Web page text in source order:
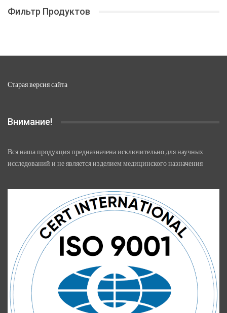
выбрать
Фильтр Продуктов
Старая версия сайта
Внимание!
Вся наша продукция предназначена исключительно для научных
исследований и не является изделием медицинского назначения